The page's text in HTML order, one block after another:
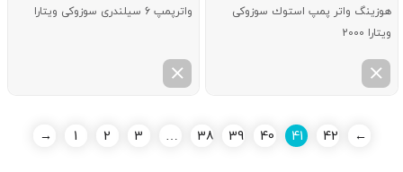
هوزینگ واتر پمپ استوك سوزوکی
ویتارا 2000
واترپمپ 6 سیلندری سوزوکی ویتارا
→ 1 2 3 … 38 39 40 41 42 ←